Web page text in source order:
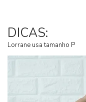
DICAS:
Lorrane usa tamanho P